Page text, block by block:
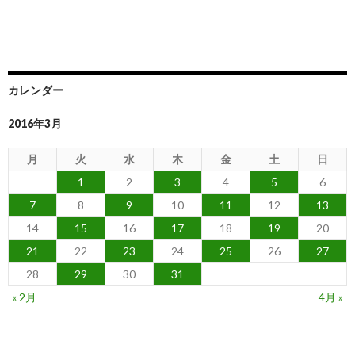
カレンダー
2016年3月
月 火 水 木 金 土
日
1
2 3 4 5
6
7
8 9 10 11 12
13
14
15 16 17 18 19
20
21
22 23 24 25 26
27
28
29 30
31
« 2月
4月 »